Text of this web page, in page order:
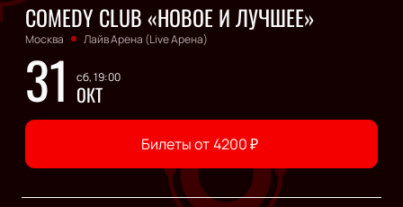
COMEDY CLUB «НОВОЕ И ЛУЧШЕЕ»
Москва Лайв Арена (Live Арена)
31 сб, 19:00
ОКТ
Билеты от4200₽